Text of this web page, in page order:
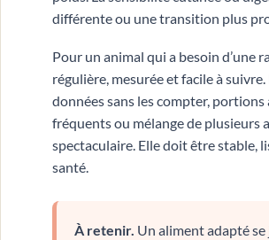
différente ou une transition plus
Pour un animal qui a besoin d’une
régulière, mesurée et facile à
données sans les compter,
fréquents ou mélange de plusieurs
spectaculaire. Elle doit être stable,
santé.
À retenir. Un aliment adapté